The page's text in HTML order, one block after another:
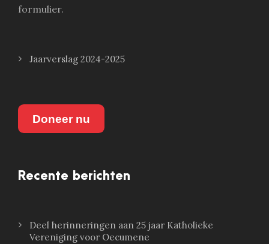
formulier.
Jaarverslag 2024-2025
Doneer nu
Recente berichten
Deel herinneringen aan 25 jaar Katholieke
Vereniging voor Oecumene